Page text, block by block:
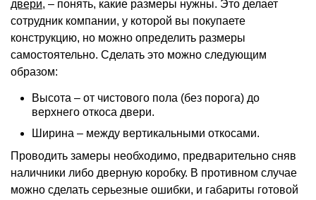
двери, – понять, какие размеры нужны. Это делает
сотрудник компании, у которой вы покупаете
конструкцию, но можно определить размеры
самостоятельно. Сделать это можно следующим
образом:
Высота – от чистового пола (без порога) до
верхнего откоса двери.
Ширина – между вертикальными откосами.
Проводить замеры необходимо, предварительно сняв
наличники либо дверную коробку. В противном случае
можно сделать серьезные ошибки, и габариты готовой